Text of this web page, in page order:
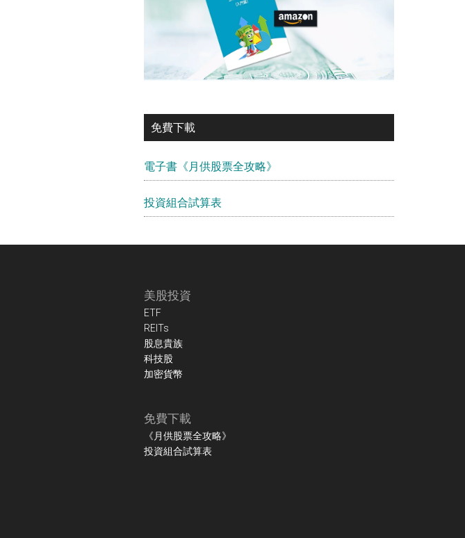
免費下載
電子書《月供股票全攻略》
投資組合試算表
美股投資
ETF
REITs
股息貴族
科技股
加密貨幣
免費下載
《月供股票全攻略》
投資組合試算表